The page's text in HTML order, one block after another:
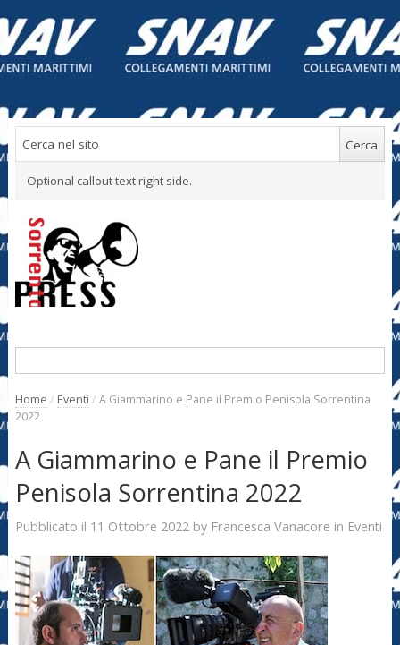
Optional callout text right side.
Home / Eventi / A Giammarino e Pane il Premio Penisola Sorrentina
2022
A Giammarino e Pane il Premio
Penisola Sorrentina 2022
Pubblicato il 11 Ottobre 2022by Francesca Vanacore in Eventi